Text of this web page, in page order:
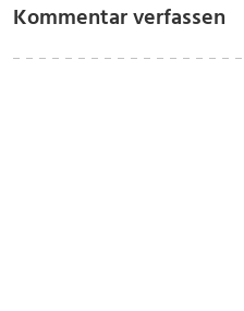
Kommentar verfassen